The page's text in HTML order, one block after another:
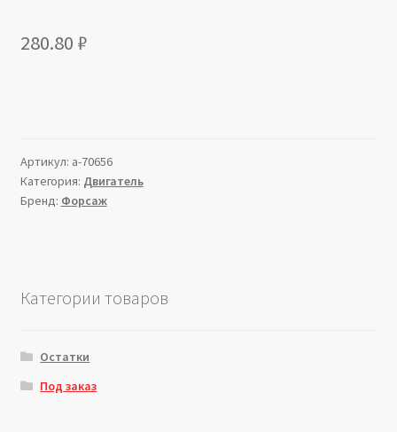
280.80 ₽
Артикул: a-70656
Категория: Двигатель
Бренд: Форсаж
Категории товаров
Остатки
Под заказ